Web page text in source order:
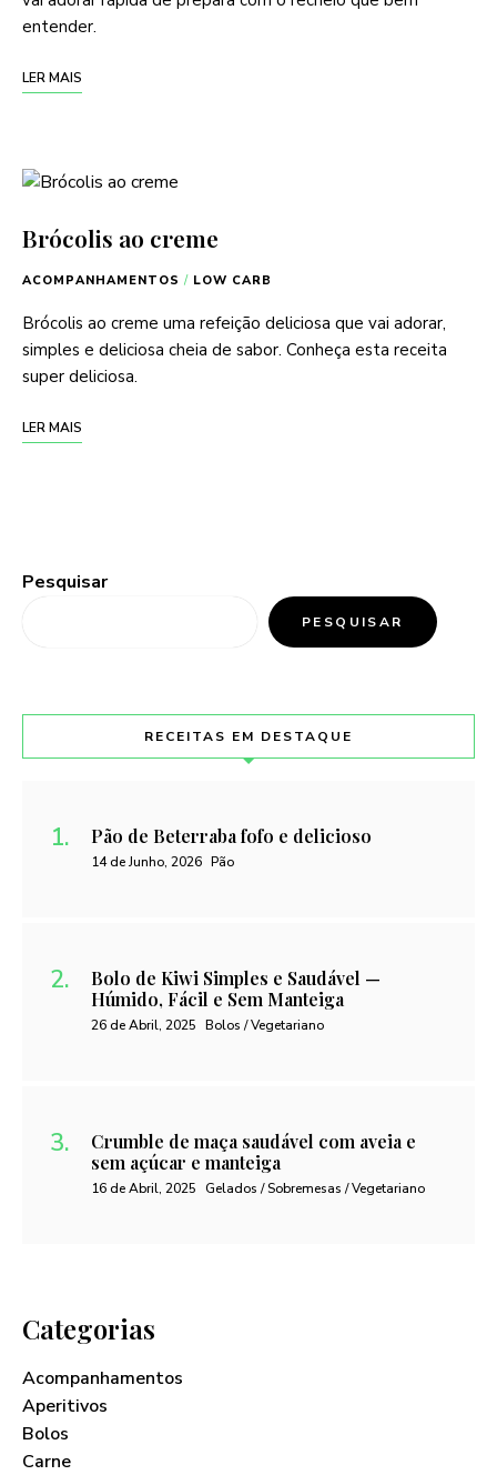
entender.
LER MAIS
Brócolis ao creme
ACOMPANHAMENTOS / LOW CARB
Brócolis ao creme uma refeição deliciosa que vai adorar,
simples e deliciosa cheia de sabor. Conheça esta receita
super deliciosa.
LER MAIS
Pesquisar
PESQUISAR
RECEITAS EM DESTAQUE
Pão de Beterraba fofo e delicioso
14 de Junho, 2026 Pão
Bolo de Kiwi Simples e Saudável —
Húmido, Fácil e Sem Manteiga
26 de Abril, 2025 Bolos / Vegetariano
Crumble de maça saudável com aveia e
sem açúcar e manteiga
16 de Abril, 2025 Gelados / Sobremesas / Vegetariano
Categorias
Acompanhamentos
Aperitivos
Bolos
Carne